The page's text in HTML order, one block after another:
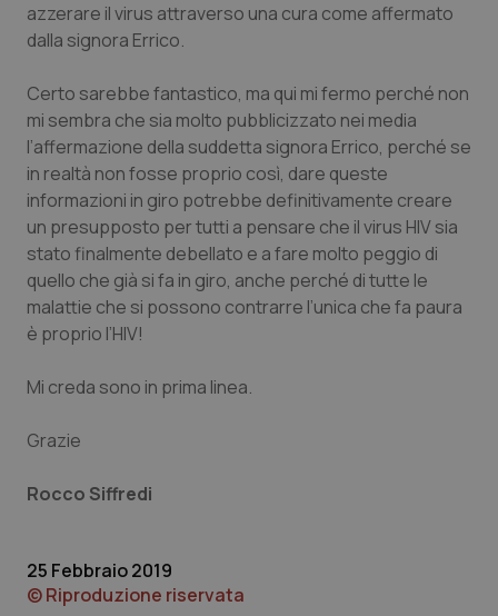
Marche
Molise
Piemonte
Provincia Autonoma di Bolzano
Provincia Autonoma di Trento
Puglia
Sardegna
Sicilia
Toscana
Umbria
Donna & Salute
Epatiti
HIV
Infezioni & Febbre
Ipertensione & Scompenso
Malattie rare
Malattia di Crohn & Rettocolite Ulcerosa
Neuroscienze & patologie neurodegenerative
Obesità
Oftalmologia
azzerare il virus attraverso una cura come affermato
dalla signora Errico.
Certo sarebbe fantastico, ma qui mi fermo perché non
mi sembra che sia molto pubblicizzato nei media
l’affermazione della suddetta signora Errico, perché se
in realtà non fosse proprio così, dare queste
informazioni in giro potrebbe definitivamente creare
un presupposto per tutti a pensare che il virus HIV sia
stato finalmente debellato e a fare molto peggio di
quello che già si fa in giro, anche perché di tutte le
malattie che si possono contrarre l’unica che fa paura
è proprio l’HIV!
Mi creda sono in prima linea.
Grazie
Rocco Siffredi
25 Febbraio 2019
© Riproduzione riservata